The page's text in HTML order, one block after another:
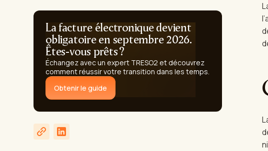
La facture électronique devient
obligatoire en septembre 2026.
Êtes-vous prêts ?
Échangez avec un expert TRESO2 et découvrez
comment réussir votre transition dans les temps.
Obtenir le guide